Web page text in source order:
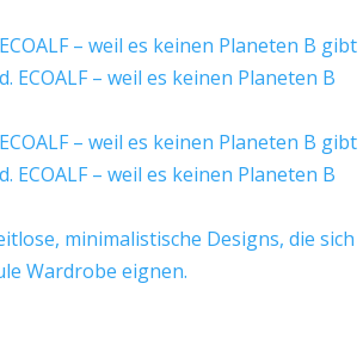
– weil es keinen Planeten B gibt
– weil es keinen Planeten B gibt
minimalistische Designs, die sich
Wardrobe eignen.